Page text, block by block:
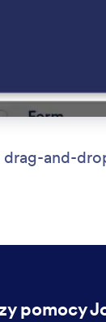
and-
pomocy